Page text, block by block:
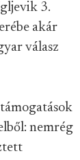
3.
akár
válasz
nemrég